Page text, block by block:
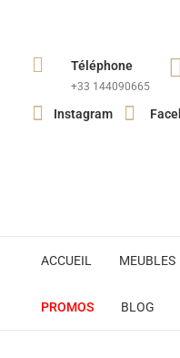
Téléphone
+33 144090665​
Instagram
ACCUEIL MEUBLES
PROMOS BLOG